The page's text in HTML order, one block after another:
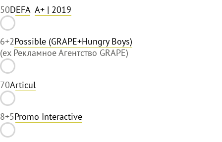
50DEFA A+ | 2019
6+2Possible (GRAPE+Hungry Boys)
(ex Рекламное Агентство GRAPE)
70Articul
8+5Promo Interactive